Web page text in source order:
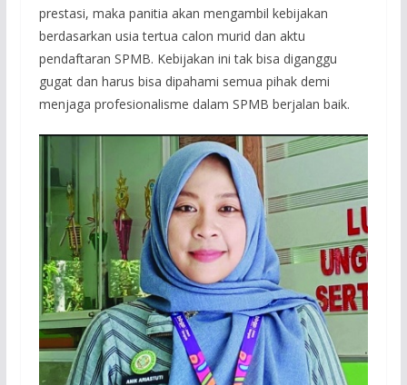
prestasi, maka panitia akan mengambil kebijakan
berdasarkan usia tertua calon murid dan aktu
pendaftaran SPMB. Kebijakan ini tak bisa diganggu
gugat dan harus bisa dipahami semua pihak demi
menjaga profesionalisme dalam SPMB berjalan baik.